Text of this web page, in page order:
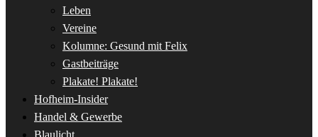
Leben
Vereine
Kolumne: Gesund mit Felix
Gastbeiträge
Plakate! Plakate!
Hofheim-Insider
Handel & Gewerbe